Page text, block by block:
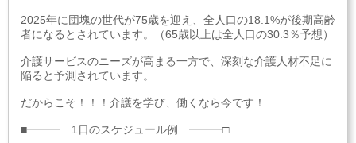
2025年に団塊の世代が75歳を迎え、全人口の18.1%が後期高齢
者になるとされています。（65歳以上は全人口の30.3％予想）
介護サービスのニーズが高まる一方で、深刻な介護人材不足に
陥ると予測されています。
だからこそ！！！介護を学び、働くなら今です！
■━━━ 1日のスケジュール例 ━━━□